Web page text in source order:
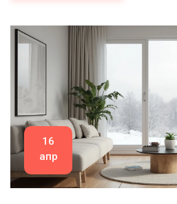
и рабочих лайфхаков.
16
апр